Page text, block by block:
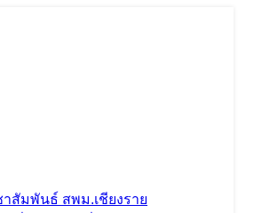
สัมพันธ์ สพม.เชียงราย
บ การทดสอบทางการศึกษาระดับชาติ
ธยมศึกษาปีที่ 3 ปีการศึกษา 2566
นามสอบ การทดสอบ
ดับชาติขั้นพื้นฐาน (O-